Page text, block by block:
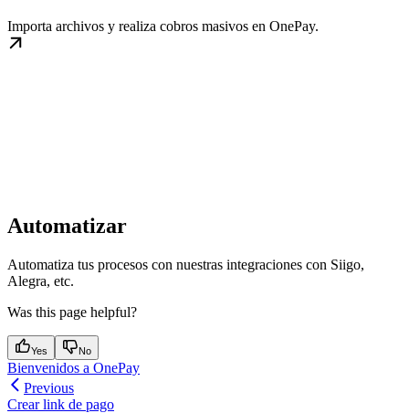
Importa archivos y realiza cobros masivos en OnePay.
Automatizar
Automatiza tus procesos con nuestras integraciones con Siigo,
Alegra, etc.
Was this page helpful?
Yes No
Bienvenidos a OnePay
Previous
Crear link de pago